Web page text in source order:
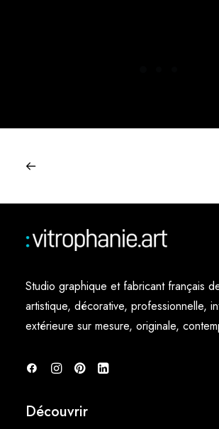
Studio graphique et fabricant français
artistique, décorative, professionnelle,
extérieure sur mesure, originale,
Découvrir